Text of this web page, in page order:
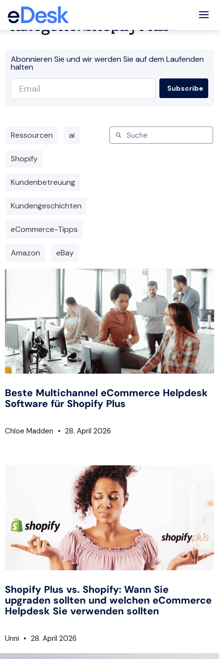
Kategorie: Shopify Plus
Abonnieren Sie und wir werden Sie auf dem Laufenden
halten
Ressourcen ai
Shopify
Kundenbetreuung
Kundengeschichten
eCommerce-Tipps
Amazon eBay
Beste Multichannel eCommerce Helpdesk
Software für Shopify Plus
Chloe Madden 28. April 2026
Shopify Plus vs. Shopify: Wann Sie
upgraden sollten und welchen eCommerce
Helpdesk Sie verwenden sollten
Unni 28. April 2026